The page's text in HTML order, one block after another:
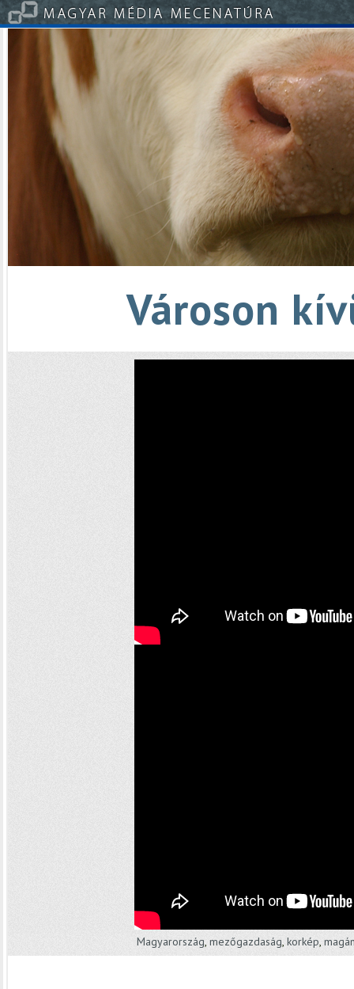
Városon
Magyarország, mezőgazdaság, korkép,